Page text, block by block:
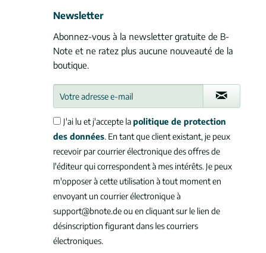
Newsletter
Abonnez-vous à la newsletter gratuite de B-
Note et ne ratez plus aucune nouveauté de la
boutique.
J'ai lu et j'accepte lapolitique de protection
des données. En tant que client existant, je peux
recevoir par courrier électronique des offres de
l'éditeur qui correspondent à mes intérêts. Je peux
m'opposer à cette utilisation à tout moment en
envoyant un courrier électronique à
support@bnote.de ou en cliquant sur le lien de
désinscription figurant dans les courriers
électroniques.